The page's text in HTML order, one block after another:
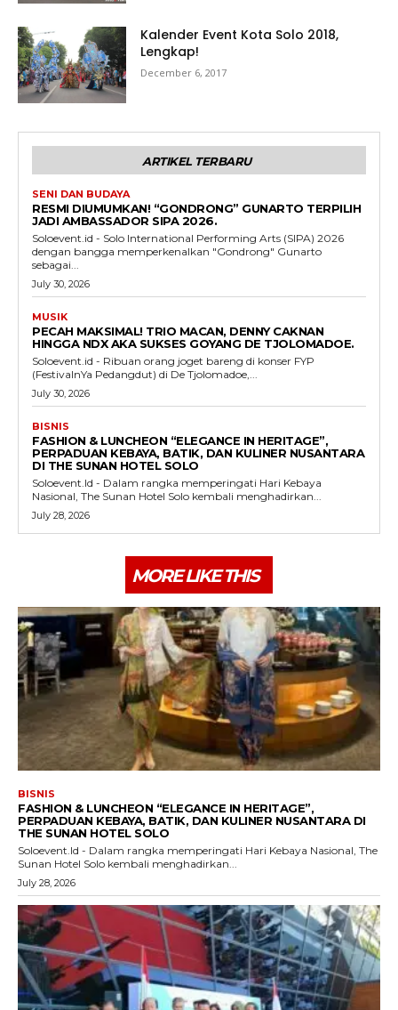
Kalender Event Kota Solo 2018,
Lengkap!
December 6, 2017
ARTIKEL TERBARU
SENI DAN BUDAYA
RESMI DIUMUMKAN! “GONDRONG” GUNARTO TERPILIH
JADI AMBASSADOR SIPA 2026.
Soloevent.id - Solo International Performing Arts (SIPA) 2026
dengan bangga memperkenalkan "Gondrong" Gunarto
sebagai...
July 30, 2026
MUSIK
PECAH MAKSIMAL! TRIO MACAN, DENNY CAKNAN
HINGGA NDX AKA SUKSES GOYANG DE TJOLOMADOE.
Soloevent.id - Ribuan orang joget bareng di konser FYP
(FestivalnYa Pedangdut) di De Tjolomadoe,...
July 30, 2026
BISNIS
FASHION & LUNCHEON “ELEGANCE IN HERITAGE”,
PERPADUAN KEBAYA, BATIK, DAN KULINER NUSANTARA
DI THE SUNAN HOTEL SOLO
Soloevent.Id - Dalam rangka memperingati Hari Kebaya
Nasional, The Sunan Hotel Solo kembali menghadirkan...
July 28, 2026
MORE LIKE THIS
BISNIS
FASHION & LUNCHEON “ELEGANCE IN HERITAGE”,
PERPADUAN KEBAYA, BATIK, DAN KULINER NUSANTARA DI
THE SUNAN HOTEL SOLO
Soloevent.Id - Dalam rangka memperingati Hari Kebaya Nasional, The
Sunan Hotel Solo kembali menghadirkan...
July 28, 2026